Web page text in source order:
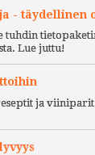
- täydellinen
tuhdin
Lue juttu!
ja viiniparit